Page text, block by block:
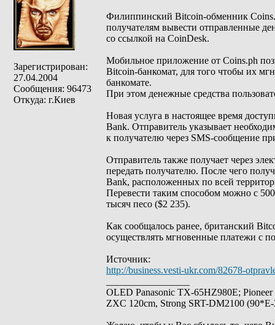
Зарегистрирован:
27.04.2004
Сообщения: 96473
Откуда: г.Киев
Филиппинский Bitcoin-обменник
получателям вывести отправленные
со ссылкой на CoinDesk.
Мобильное приложение от Coins.ph
Bitcoin-банкомат, для того чтобы их
банкомате.
При этом денежные средства
Новая услуга в настоящее время
Bank. Отправитель указывает
к получателю через SMS-сообщение
Отправитель также получает через
передать получателю. После чего
Bank, расположенных по всей
Перевести таким способом можно с
тысяч песо ($2 235).
Как сообщалось ранее, британский
осуществлять мгновенные платежи с
Источник:
http://business.vesti-ukr.com/82678-
OLED Panasonic TX-65HZ980E;
ZXC 120cm, Strong SRT-DM2100